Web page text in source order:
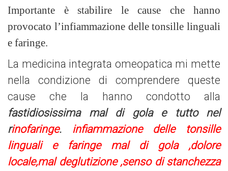
Importante è stabilire le cause che hanno
provocato l’infiammazione delle tonsille linguali
e faringe.
La medicina integrata omeopatica mi mette
nella condizione di comprendere
queste
cause che la hanno condotto alla
fastidiosissima mal di golae tutto nel
rinofaringe. infiammazione delle tonsille
linguali e faringe mal di gola ,dolore
locale,mal deglutizione ,senso di stanchezza